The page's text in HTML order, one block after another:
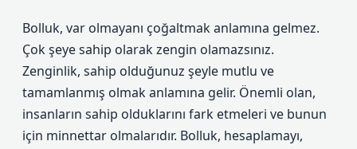
Bolluk, var olmayanı çoğaltmak anlamına gelmez.
Çok şeye sahip olarak zengin olamazsınız.
Zenginlik, sahip olduğunuz şeyle mutlu ve
tamamlanmış olmak anlamına gelir. Önemli olan,
insanların sahip olduklarını fark etmeleri ve bunun
için minnettar olmalarıdır. Bolluk, hesaplamayı,